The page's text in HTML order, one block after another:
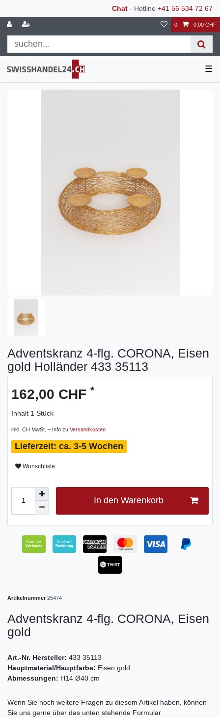
Chat - Hotline +41 56 534 72 67
0 0,00 CHF
☰
Adventskranz 4-flg. CORONA, Eisen
gold Holländer 433 35113
162,00 CHF *
Inhalt 1 Stück
inkl. CH MwSt. – Info zu Versandkosten
ca. 3-5 Wochen
Wunschliste
In den Warenkorb
Artikelnummer 25474
Adventskranz 4-flg. CORONA, Eisen
gold
Art.-Nr. Hersteller: 433 35113
Hauptmaterial/Hauptfarbe: Eisen gold
Abmessungen: H14 Ø40 cm
Wenn Sie noch weitere Fragen zu diesem Artikel haben, können
Sie uns gerne über das unten stehende Formular